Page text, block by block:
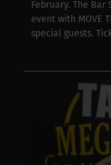
February. The
event with MOVE
special guests.